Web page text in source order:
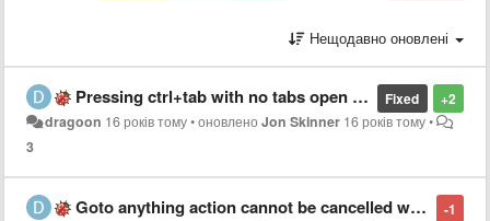
Нещодавно оновлені
+2
Fixed
Pressing ctrl+tab with no tabs open right after startup crashes the editor
dragoon 16 років тому•оновленоJon Skinner 16 років тому•
3
-1
Goto anything action cannot be cancelled with esc